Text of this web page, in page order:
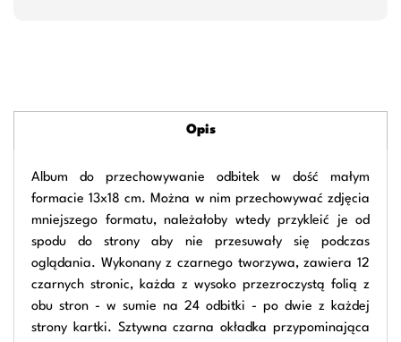
Opis
Album do przechowywanie odbitek w dość małym
formacie 13x18 cm. Można w nim przechowywać zdjęcia
mniejszego formatu, należałoby wtedy przykleić je od
spodu do strony aby nie przesuwały się podczas
oglądania. Wykonany z czarnego tworzywa, zawiera 12
czarnych stronic, każda z wysoko przezroczystą folią z
obu stron - w sumie na 24 odbitki - po dwie z każdej
strony kartki. Sztywna czarna okładka przypominająca